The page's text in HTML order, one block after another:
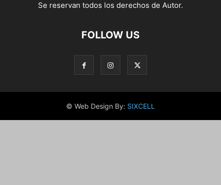
Se reservan todos los derechos de Autor.
FOLLOW US
© Web Design By: SIXCELL